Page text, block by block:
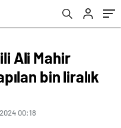
Ali Mahir
bin liralık
00:18